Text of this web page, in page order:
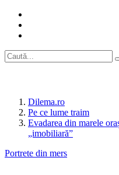
Dilema.ro
Pe ce lume traim
Evadarea din marele
„imobiliară”
Portrete din mers